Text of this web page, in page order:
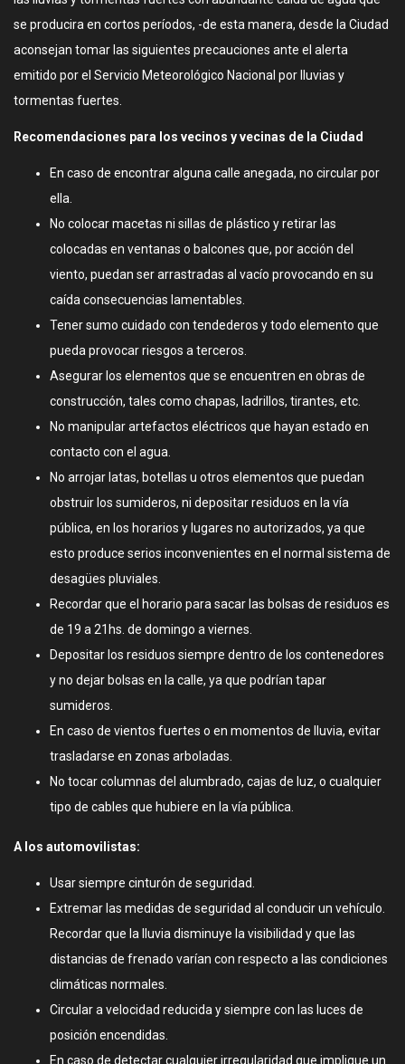
se producira en cortos períodos, -de esta manera, desde la Ciudad
aconsejan tomar las siguientes precauciones ante el alerta
emitido por el Servicio Meteorológico Nacional por lluvias y
tormentas fuertes.
Recomendaciones para los vecinos y vecinas de la Ciudad
En caso de encontrar alguna calle anegada, no circular por
ella.
No colocar macetas ni sillas de plástico y retirar las
colocadas en ventanas o balcones que, por acción del
viento, puedan ser arrastradas al vacío provocando en su
caída consecuencias lamentables.
Tener sumo cuidado con tendederos y todo elemento que
pueda provocar riesgos a terceros.
Asegurar los elementos que se encuentren en obras de
construcción, tales como chapas, ladrillos, tirantes, etc.
No manipular artefactos eléctricos que hayan estado en
contacto con el agua.
No arrojar latas, botellas u otros elementos que puedan
obstruir los sumideros, ni depositar residuos en la vía
pública, en los horarios y lugares no autorizados, ya que
esto produce serios inconvenientes en el normal sistema de
desagües pluviales.
Recordar que el horario para sacar las bolsas de residuos es
de 19 a 21hs. de domingo a viernes.
Depositar los residuos siempre dentro de los contenedores
y no dejar bolsas en la calle, ya que podrían tapar
sumideros.
En caso de vientos fuertes o en momentos de lluvia, evitar
trasladarse en zonas arboladas.
No tocar columnas del alumbrado, cajas de luz, o cualquier
tipo de cables que hubiere en la vía pública.
A los automovilistas:
Usar siempre cinturón de seguridad.
Extremar las medidas de seguridad al conducir un vehículo.
Recordar que la lluvia disminuye la visibilidad y que las
distancias de frenado varían con respecto a las condiciones
climáticas normales.
Circular a velocidad reducida y siempre con las luces de
posición encendidas.
En caso de detectar cualquier irregularidad que implique un